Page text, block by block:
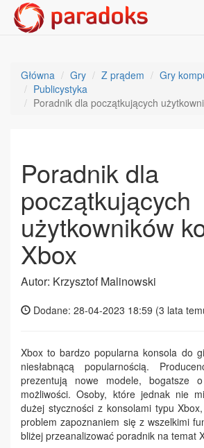
Główna Gry Z prądem
Gry
Publicystyka
Poradnik dla początkujących
Poradnik dla
początkujących
użytkowników
Xbox
Autor: Krzysztof Malinowski
Dodane: 28-04-2023 18:59 (3 lata
Xbox to bardzo popularna konsola do
niesłabnącą popularnością.
prezentują nowe modele, bogatsze
możliwości. Osoby, które jednak nie
dużej styczności z konsolami typu
problem zapoznaniem się z wszelkimi
bliżej przeanalizować poradnik na temat